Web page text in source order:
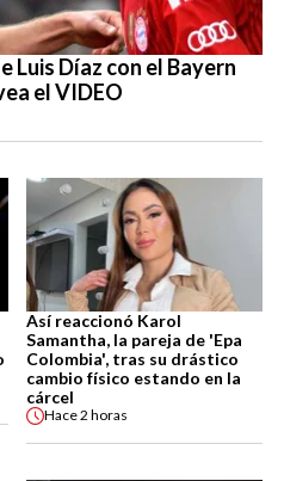
Luis Díaz con el Bayern
el VIDEO
Así reaccionó Karol
Samantha, la pareja de 'Epa
Colombia', tras su drástico
cambio físico estando en la
cárcel
Hace2 horas